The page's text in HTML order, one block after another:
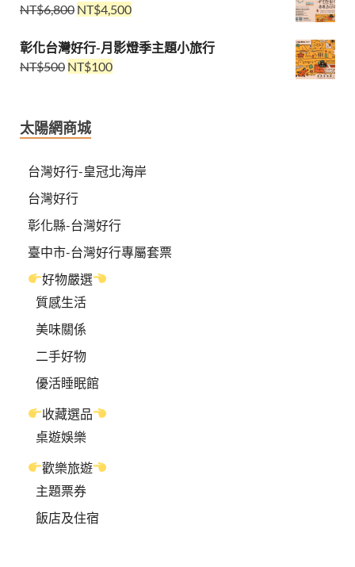
NT$6,800 NT$4,500
彰化台灣好行-月影燈季主題小旅行
NT$500 NT$100
太陽網商城
台灣好行-皇冠北海岸
台灣好行
彰化縣-台灣好行
臺中市-台灣好行專屬套票
好物嚴選
質感生活
美味關係
二手好物
優活睡眠館
收藏選品
桌遊娛樂
歡樂旅遊
主題票券
飯店及住宿